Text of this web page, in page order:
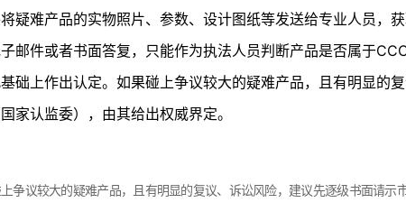
疑难产品的实物照片、参数、设计图纸等发送给专业人员，
邮件或者书面答复，只能作为执法人员判断产品是否属于
础上作出认定。如果碰上争议较大的疑难产品，且有明显的
家认监委），由其给出权威界定。
争议较大的疑难产品，且有明显的复议、诉讼风险，建议先逐级书面请示